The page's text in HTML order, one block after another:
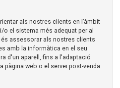
als nostres clients en l’àmbit
o el sistema més adequat per al
assessorar als nostres clients
amb la informàtica en el seu
d'un aparell, fins a l'adaptació
pàgina web o el servei post-venda